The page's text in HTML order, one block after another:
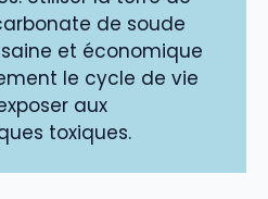
de soude
et économique
le cycle de vie
aux
toxiques.